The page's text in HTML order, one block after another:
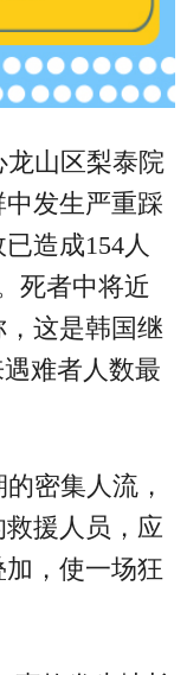
龙山区梨泰院
发生严重踩
造成154人
死者中将近
这是韩国继
难者人数最
密集人流，
援人员，应
，使一场狂